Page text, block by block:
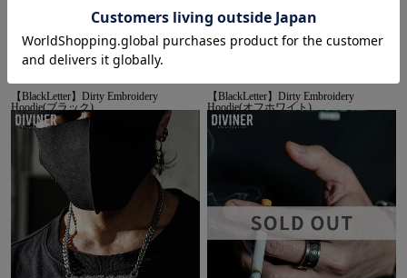
【BlackLetter】Dirty Embroidery
Hoodie(ブラック)
【BlackLetter】Dirty Embroidery
Hoodie(オフホワイト)